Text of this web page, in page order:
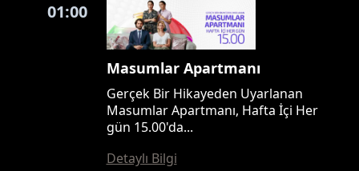
01:00
Masumlar Apartmanı
Gerçek Bir Hikayeden Uyarlanan
Masumlar Apartmanı, Hafta İçi Her
gün 15.00'da...
Detaylı Bilgi